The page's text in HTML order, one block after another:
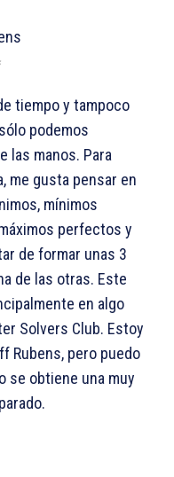
tiempo y tampoco
podemos
las manos. Para
me gusta pensar en
mínimos
perfectos y
de formar unas 3
de las otras. Este
en algo
Solvers Club. Estoy
Rubens, pero puedo
se obtiene una muy